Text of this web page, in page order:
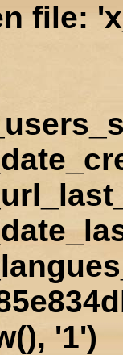
file:
'1')